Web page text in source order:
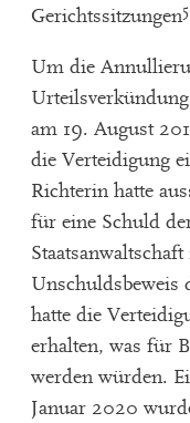
Gerichtssitzungen5
Um die
am 19. August
die Verteidigung
Richterin hatte
für eine Schuld
Unschuldsbeweis
hatte die
erhalten, was für
werden würden.
Januar 2020